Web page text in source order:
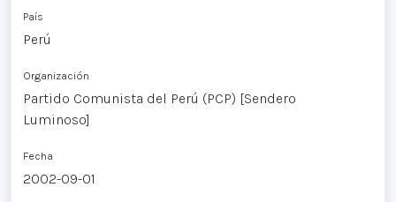
País
Perú
Organización
Partido Comunista del Perú (PCP) [Sendero
Luminoso]
Fecha
2002-09-01